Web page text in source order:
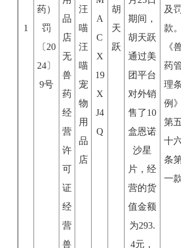
1
药）
罚
〔20
24〕
9号
品
店
无
兽
药
经
营
许
可
证
经
营
兽
汪
喵
汪
喵
宠
物
用
品
店
A
C
X
19
X
J4
Q
胡
天
跃
期间，
胡天跃
通过美
团平台
对外销
售了10
盒恩诺
沙星
片，经
营的货
值金额
为293.
4元，
及
款。
《
药
理
例》
第
十
条
一